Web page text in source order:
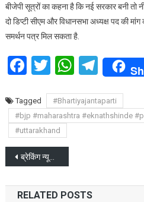
बीजेपी सूत्रों का कहना है कि नई सरकार बनी तो
दो डिप्टी सीएम और विधानसभा अध्यक्ष पद की
समर्थन पत्र मिल सकता है.
Facebook
Twitter
Tagged
#Bhartiyajantaparti
#bjp #maharashtra #eknathshinde
#uttarakhand
Post
navigation
ब्रेकिंग न्यूज़: उत्तराखंड में 5 फरवरी को समान नागरिक संहिता विधेयक पारित होगा ?
RELATED POSTS